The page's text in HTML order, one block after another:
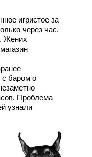
игристое за
через час.
Жених
с баром о
Проблема
узнали